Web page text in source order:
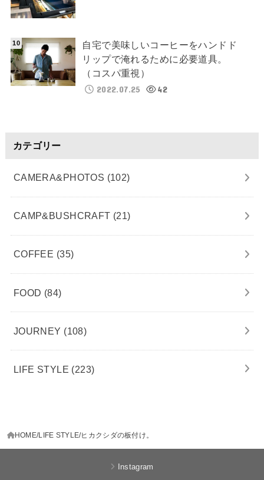
自宅で美味しいコーヒーをハンドド
リップで淹れるために必要道具。
（コスパ重視）
2022.07.25
42
カテゴリー
CAMERA&PHOTOS (102)
CAMP&BUSHCRAFT (21)
COFFEE (35)
FOOD (84)
JOURNEY (108)
LIFE STYLE (223)
HOME LIFE STYLE ヒカクシダの板付け。
Instagram